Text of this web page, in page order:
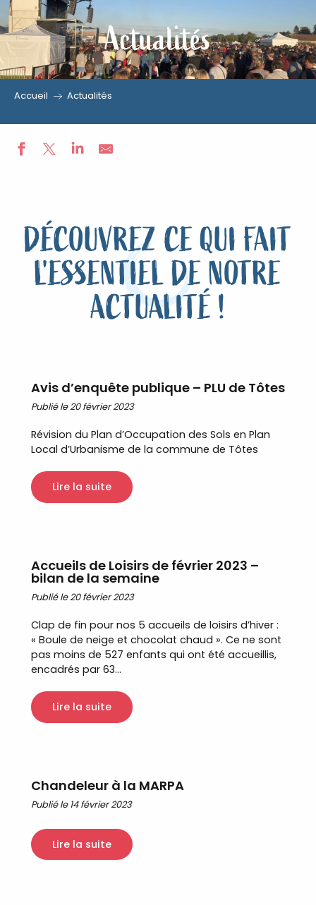
Aller
au
contenu
principal
Actualités
Accueil Actualités
DÉCOUVREZ CE QUI FAIT
L'ESSENTIEL DE NOTRE
ACTUALITÉ !
Avis d’enquête publique – PLU de Tôtes
Publié le 20 février 2023
Révision du Plan d’Occupation des Sols en Plan
Local d’Urbanisme de la commune de Tôtes
Lire la suite
Accueils de Loisirs de février 2023 –
bilan de la semaine
Publié le 20 février 2023
Clap de fin pour nos 5 accueils de loisirs d’hiver :
« Boule de neige et chocolat chaud ». Ce ne sont
pas moins de 527 enfants qui ont été accueillis,
encadrés par 63...
Lire la suite
Chandeleur à la MARPA
Publié le 14 février 2023
Lire la suite